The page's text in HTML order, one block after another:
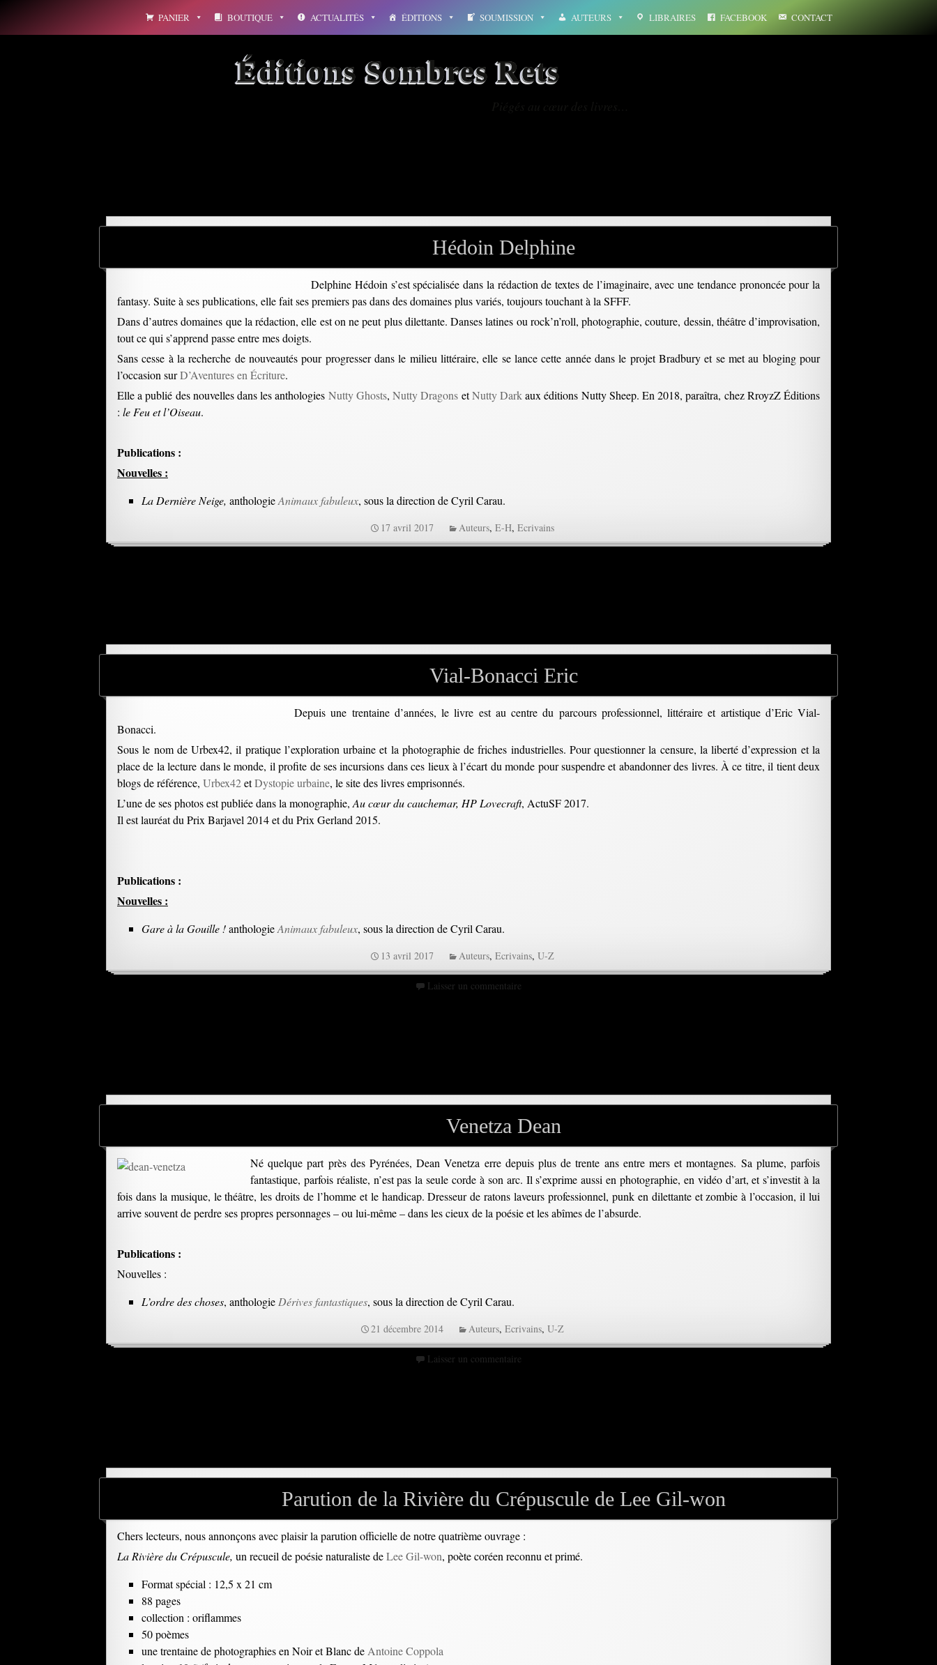
PANIER BOUTIQUE ACTUALITÉS ÉDITIONS SOUMISSION AUTEURS LIBRAIRES FACEBOOK CONTACT
Éditions Sombres Rets
Hédoin Delphine
Delphine Hédoin s’est spécialisée dans la rédaction de textes de l’imaginaire, avec une tendance prononcée pour la
fantasy. Suite à ses publications, elle fait ses premiers pas dans des domaines plus variés, toujours touchant à la SFFF.
Dans d’autres domaines que la rédaction, elle est on ne peut plus dilettante. Danses latines ou rock’n’roll, photographie, couture, dessin, théâtre d’improvisation,
tout ce qui s’apprend passe entre mes doigts.
Sans cesse à la recherche de nouveautés pour progresser dans le milieu littéraire, elle se lance cette année dans le projet Bradbury et se met au bloging pour
l’occasion surD’Aventures en Écriture.
Elle a publié des nouvelles dans les anthologies Nutty Ghosts,Nutty Dragons etNutty Darkaux éditions Nutty Sheep. En 2018, paraîtra, chez RroyzZ Éditions
: le Feu et l’Oiseau.
Publications :
Nouvelles :
La Dernière Neige, anthologieAnimaux fabuleux, sous la direction de Cyril Carau.
17 avril 2017 Auteurs, E-H, Ecrivains
Vial-Bonacci Eric
Depuis une trentaine d’années, le livre est au centre du parcours professionnel, littéraire et artistique d’Eric Vial-
Bonacci.
Sous le nom de Urbex42, il pratique l’exploration urbaine et la photographie de friches industrielles. Pour questionner la censure, la liberté d’expression et la
place de la lecture dans le monde, il profite de ses incursions dans ces lieux à l’écart du monde pour suspendre et abandonner des livres. À ce titre, il tient deux
blogs de référence, Urbex42etDystopie urbaine, le site des livres emprisonnés.
L’une de ses photos est publiée dans la monographie, Au cœur du cauchemar, HP Lovecraft, ActuSF 2017.
Il est lauréat du Prix Barjavel 2014 et du Prix Gerland 2015.
Publications :
Nouvelles :
Gare à la Gouille !anthologieAnimaux fabuleux, sous la direction de Cyril Carau.
13 avril 2017 Auteurs, Ecrivains, U-Z
Laisser un commentaire
Venetza Dean
Né quelque part près des Pyrénées, Dean Venetza erre depuis plus de trente ans entre mers et montagnes. Sa plume, parfois
fantastique, parfois réaliste, n’est pas la seule corde à son arc. Il s’exprime aussi en photographie, en vidéo d’art, et s’investit à la
fois dans la musique, le théâtre, les droits de l’homme et le handicap. Dresseur de ratons laveurs professionnel, punk en dilettante et zombie à l’occasion, il lui
arrive souvent de perdre ses propres personnages – ou lui-même – dans les cieux de la poésie et les abîmes de l’absurde.
Publications :
Nouvelles :
L’ordre des choses, anthologie Dérives fantastiques, sous la direction de Cyril Carau.
21 décembre 2014 Auteurs, Ecrivains, U-Z
Laisser un commentaire
Parution de la Rivière du Crépuscule de Lee Gil-won
Chers lecteurs, nous annonçons avec plaisir la parution officielle de notre quatrième ouvrage :
La Rivière du Crépuscule, un recueil de poésie naturaliste deLee Gil-won, poète coréen reconnu et primé.
Format spécial : 12,5 x 21 cm
88 pages
collection : oriflammes
50 poèmes
une trentaine de photographies en Noir et Blanc de Antoine Coppola